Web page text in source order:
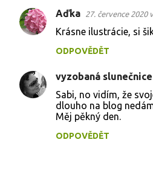
e
Aďka 27. července 2020
Krásne ilustrácie, si
ODPOVĚDĚT
vyzobaná slunečnice
Sabi, no vidím, že
dlouho na blog
Měj pěkný den.
ODPOVĚDĚT